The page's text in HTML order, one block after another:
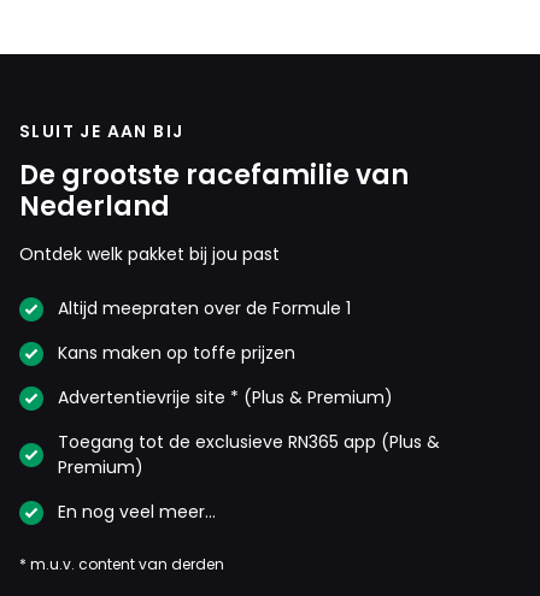
SLUIT JE AAN BIJ
De grootste racefamilie van
Nederland
Ontdek welk pakket bij jou past
Altijd meepraten over de Formule 1
Kans maken op toffe prijzen
Advertentievrije site * (Plus & Premium)
Toegang tot de exclusieve RN365 app (Plus &
Premium)
En nog veel meer…
* m.u.v. content van derden